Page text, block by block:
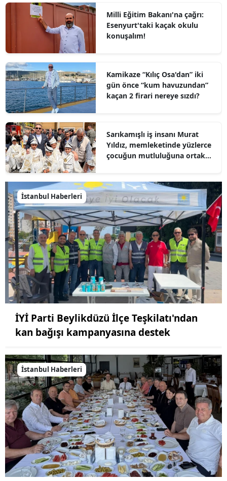
Milli Eğitim Bakanı'na çağrı:
Esenyurt'taki kaçak okulu
konuşalım!
Kamikaze “Kılıç Osa'dan” iki
gün önce “kum havuzundan”
kaçan 2 firari nereye sızdı?
Sarıkamışlı iş insanı Murat
Yıldız, memleketinde yüzlerce
çocuğun mutluluğuna ortak
İstanbul Haberleri
İYİ Parti Beylikdüzü İlçe Teşkilatı'ndan
kan bağışı kampanyasına destek
İstanbul Haberleri